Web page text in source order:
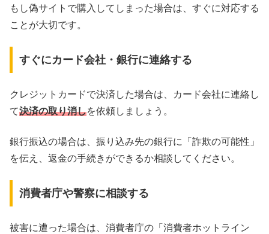
もし偽サイトで購入してしまった場合は、すぐに対応する
ことが大切です。
すぐにカード会社・銀行に連絡する
クレジットカードで決済した場合は、カード会社に連絡し
て決済の取り消しを依頼しましょう。
銀行振込の場合は、振り込み先の銀行に「詐欺の可能性」
を伝え、返金の手続きができるか相談してください。
消費者庁や警察に相談する
被害に遭った場合は、消費者庁の「消費者ホットライン